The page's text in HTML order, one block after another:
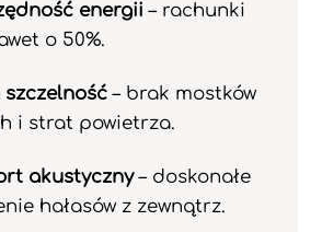
energii – rachunki
o 50%.
szczelność– brak mostków
i strat powietrza.
akustyczny– doskonałe
hałasów z zewnątrz.